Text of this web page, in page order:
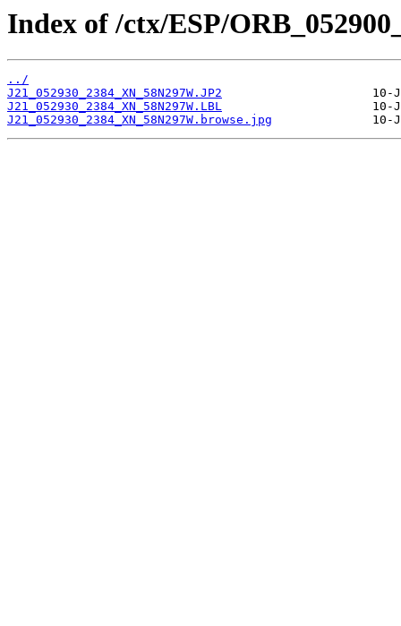
Index of /ctx/ESP/
../
J21_052930_2384_XN_58N297W.JP2
J21_052930_2384_XN_58N297W.LBL
J21_052930_2384_XN_58N297W.browse.jpg